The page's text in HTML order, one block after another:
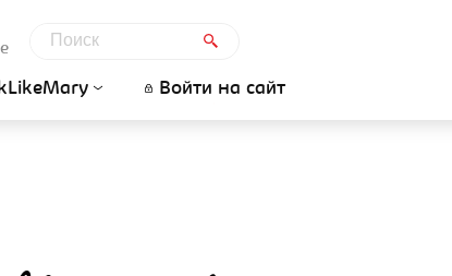
Войти на сайт